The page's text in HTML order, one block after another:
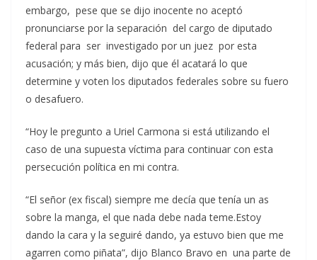
embargo, pese que se dijo inocente no aceptó
pronunciarse por la separación del cargo de diputado
federal para ser investigado por un juez por esta
acusación; y más bien, dijo que él acatará lo que
determine y voten los diputados federales sobre su fuero
o desafuero.
“Hoy le pregunto a Uriel Carmona si está utilizando el
caso de una supuesta víctima para continuar con esta
persecución política en mi contra.
“El señor (ex fiscal) siempre me decía que tenía un as
sobre la manga, el que nada debe nada teme.Estoy
dando la cara y la seguiré dando, ya estuvo bien que me
agarren como piñata”, dijo Blanco Bravo en una parte de